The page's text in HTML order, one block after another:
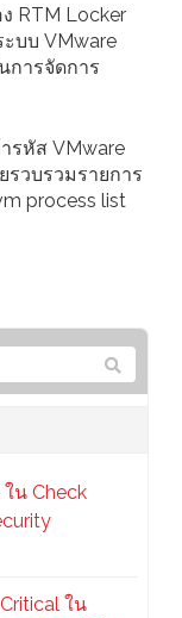
RTM Locker
บบ VMware
การจัดการ
รหัส VMware
รวบรวมรายการ
process list
น Check
ใน